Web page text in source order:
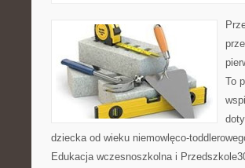
To
dziecka od wieku niemowlęco-
Edukacja wczesnoszkolna i